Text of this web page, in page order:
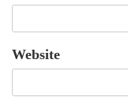
Website